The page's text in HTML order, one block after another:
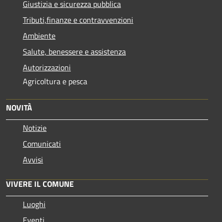
Giustizia e sicurezza pubblica
Tributi,finanze e contravvenzioni
Ambiente
Salute, benessere e assistenza
Autorizzazioni
Agricoltura e pesca
NOVITÀ
Notizie
Comunicati
Avvisi
VIVERE IL COMUNE
Luoghi